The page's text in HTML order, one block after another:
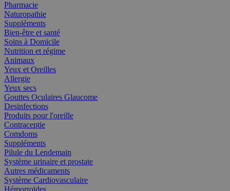
Pharmacie
Naturopathie
Suppléments
Bien-être et santé
Soins à Domicile
Nutrition et régime
Animaux
Yeux et Oreilles
Allergie
Yeux secs
Gouttes Oculaires Glaucome
Desinfections
Produits pour l'oreille
Contraceptie
Comdoms
Suppléments
Pilule du Lendemain
Système urinaire et prostate
Autres médicaments
Système Cardiovasculaire